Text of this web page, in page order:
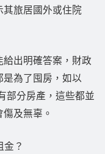
其旅居國外或住院
出明確答案，財政
為了囤房，如以
部分房產，這些都並
及無辜。
金？